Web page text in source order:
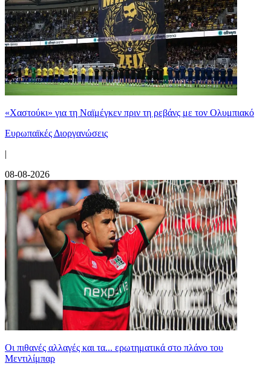
«Χαστούκι» για τη Ναϊμέγκεν πριν τη ρεβάνς με τον Ολυμπιακό
Ευρωπαϊκές Διοργανώσεις
|
08-08-2026
Οι πιθανές αλλαγές και τα... ερωτηματικά στο πλάνο του
Μεντιλίμπαρ